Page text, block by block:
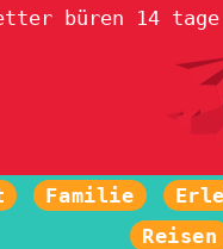
büren 14 tage
Familie
Reisen